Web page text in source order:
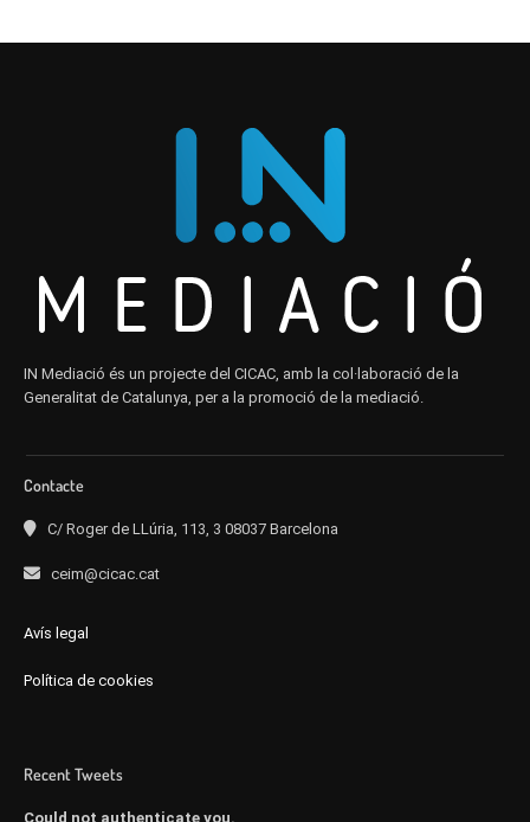
IN Mediació és un projecte del CICAC, amb la col·laboració de la
Generalitat de Catalunya, per a la promoció de la mediació.
Contacte
C/ Roger de LLúria, 113, 3 08037 Barcelona
ceim@cicac.cat
Avís legal
Política de cookies
Recent Tweets
Could not authenticate you.